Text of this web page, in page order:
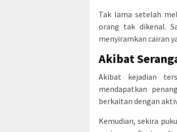
Tak lama setelah
orang tak dikenal.
menyiramkan cairan
Akibat
Akibat kejadian
mendapatkan
berkaitan dengan
Kemudian, sekira